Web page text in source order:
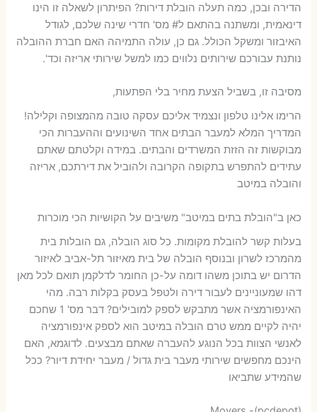
הדירה ובכן, כמה תעלה הובלת דירות? הפיתרון לשאלה זו הינו
דינאמית, ומשתנה בהתאם ל# מס' חדרי שינה שלכם, לגודל
האיבזור ומשקל הכולל. גם כן, עולה התמיהה האם חברת ההובלה
נותנת עבורכם שירותים נלווים כמו למשל שירותי אריזה וכד'.
מסיבה זו, בשביל הצעת מחיר בלי הפתעות,
הרימו אלינו טלפון ונצמיד אליכם עסקה טובה מהמצופה וקלילה!
המדריך המלא למעבר הבתים אחד השינועים וההעברות הכי
מבוקשות זה הזזת המשרדים והבתים. במידה וקלטתם שאתם
עתידים להתפרש בתקופה הקרובה ולהוביל את דירתכם, אריזה
והובלה במיטב
כאן ב"הובלת בתים במיטב" משיבים על הקושיות הכי מוכרות
בעלות קשר להובלת מקומות. כל סוג הובלה, גם הובלות בית
מהמרכז לשרון ובנוסף הובלה של בית מאיזור תל-אביב לאיזור
הדרום יש בתוכן משהו דומה על-כן החומר לדלקמן תואם לכל מאן
דהו שמעוניינים לעבור דירה ולטפל בעסק בקלות רבה. מהי
האינפורמציה אשר מתבקש לספק למובילים? דבר מס' 1 שחכם
יהיה לקיים ממש טרם הובלה במיטב הוא לספק אינפורמציה
לאנשי הצוות בכל הנוגע להעברה שאתם מבצעים. לדוגמא, האם
הינכם מחפשים שירותי מעבר בית גדול / מעבר יחידת דיור? ככל
שהמידע שתביאו